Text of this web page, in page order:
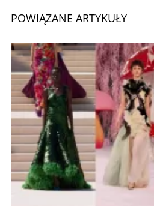
POWIĄZANE ARTYKUŁY